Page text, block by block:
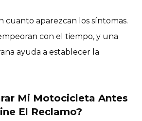
cuanto aparezcan los síntomas.
con el tiempo, y una
ayuda a establecer la
Mi Motocicleta Antes
El Reclamo?